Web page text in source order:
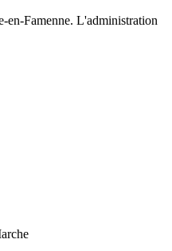
Famenne. L'administration